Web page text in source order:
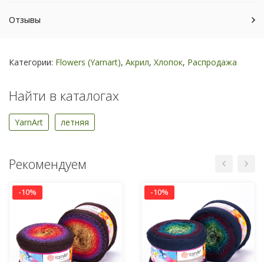
Отзывы
Категории: Flowers (Yarnart), Акрил, Хлопок, Распродажа
Найти в каталогах
YarnArt летняя
Рекомендуем
-10% -10%